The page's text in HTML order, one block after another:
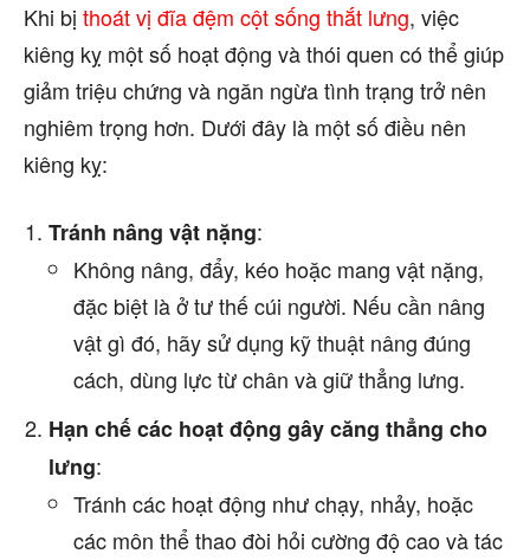
Khi bị thoát vị đĩa đệm cột sống thắt lưng, việc
kiêng kỵ một số hoạt động và thói quen có thể giúp
giảm triệu chứng và ngăn ngừa tình trạng trở nên
nghiêm trọng hơn. Dưới đây là một số điều nên
kiêng kỵ:
Tránh nâng vật nặng:
Không nâng, đẩy, kéo hoặc mang vật nặng,
đặc biệt là ở tư thế cúi người. Nếu cần nâng
vật gì đó, hãy sử dụng kỹ thuật nâng đúng
cách, dùng lực từ chân và giữ thẳng lưng.
Hạn chế các hoạt động gây căng thẳng cho
lưng:
Tránh các hoạt động như chạy, nhảy, hoặc
các môn thể thao đòi hỏi cường độ cao và tác